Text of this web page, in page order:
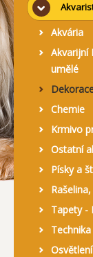
Akvária
Akvarijní
umělé
Chemie
Krmivo
Ostatní
Písky a
Tapety -
Technika
Osvětlení